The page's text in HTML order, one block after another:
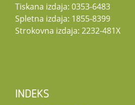
Tiskana izdaja: 0353-6483
Spletna izdaja: 1855-8399
Strokovna izdaja: 2232-481X
INDEKS